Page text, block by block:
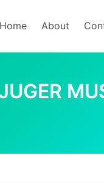
Home About
JUGER